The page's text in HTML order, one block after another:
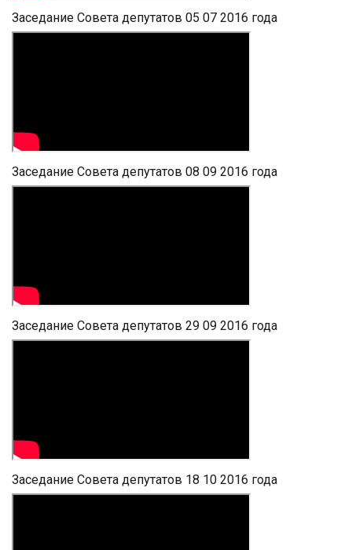
Заседание Совета депутатов 05 07 2016 года
Заседание Совета депутатов 08 09 2016 года
Заседание Совета депутатов 29 09 2016 года
Заседание Совета депутатов 18 10 2016 года